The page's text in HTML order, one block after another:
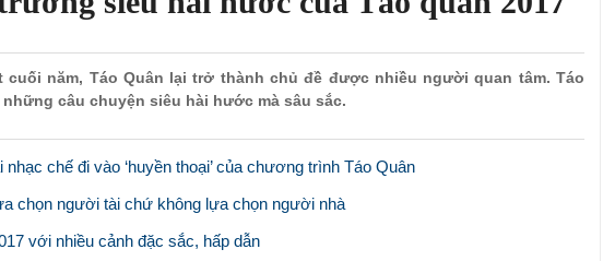
cuối năm, Táo Quân lại trở thành chủ đề được nhiều người quan tâm. Táo
những câu chuyện siêu hài hước mà sâu sắc.
chế đi vào ‘huyền thoại’ của chương trình Táo Quân
chọn người tài chứ không lựa chọn người nhà
với nhiều cảnh đặc sắc, hấp dẫn